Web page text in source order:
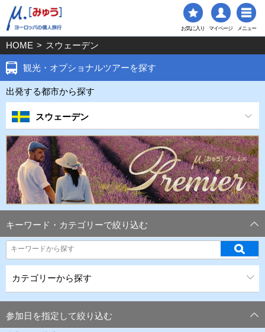
お気に入り マイページ メニュー
HOME > スウェーデン
観光・オプショナルツアーを探す
出発する都市から探す
スウェーデン
キーワード・カテゴリーで絞り込む
カテゴリーから探す
参加日を指定して絞り込む